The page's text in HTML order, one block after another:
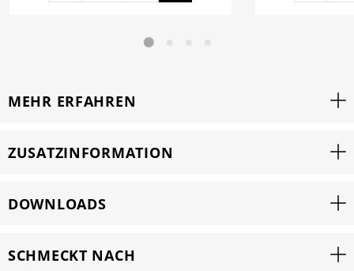
MEHR ERFAHREN
ZUSATZINFORMATION
DOWNLOADS
SCHMECKT NACH